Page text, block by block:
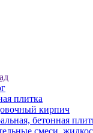
плитка
кирпич
бетонная
смеси,